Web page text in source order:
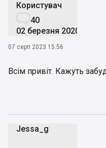
Користувач
40
02 березня 2020
07 серп 2023 15:56
Всім привіт. Кажуть
Jessa_g